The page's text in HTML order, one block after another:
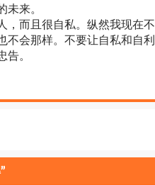
未来。
而且很自私。纵然我现在不
不会那样。不要让自私和自利
告。